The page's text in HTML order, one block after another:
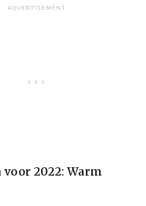
2022: Warm